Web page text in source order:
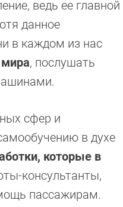
ведь ее главной
данное
в каждом из нас
мира, послушать
сфер и
в духе
которые в
консультанты,
пассажирам.